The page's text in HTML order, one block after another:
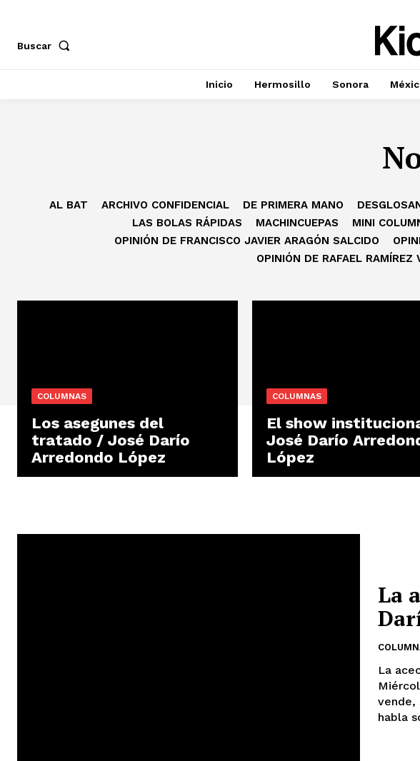
Buscar
Inicio Hermosillo Sonora
AL BAT ARCHIVO CONFIDENCIAL DE PRIMERA MANO
LAS BOLAS RÁPIDAS
MACHINCUEPAS MINI
OPINIÓN DE FRANCISCO JAVIER ARAGÓN SALCIDO
OPINIÓN DE RAFAEL RAMÍREZ
COLUMNAS
Los asegunes del
tratado / José Darío
Arredondo López
COLUMNAS
El show
José Darío
López
La
La acechanza
Miércoles
vende,
habla